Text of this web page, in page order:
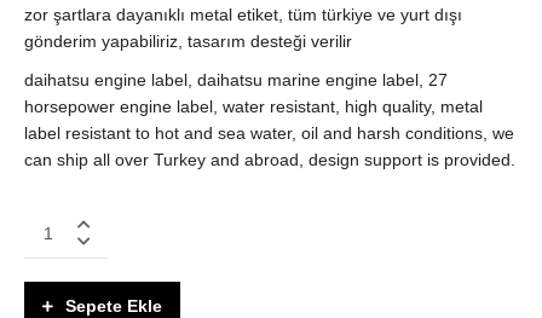
zor şartlara dayanıklı metal etiket, tüm türkiye ve yurt dışı
gönderim yapabiliriz, tasarım desteği verilir
daihatsu engine label, daihatsu marine engine label, 27
horsepower engine label, water resistant, high quality, metal
label resistant to hot and sea water, oil and harsh conditions, we
can ship all over Turkey and abroad, design support is provided.
Daihatsu
Deniz
Sepete Ekle